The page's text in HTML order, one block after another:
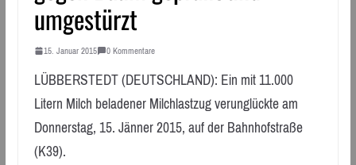
umgestürzt
15. Januar 2015 0 Kommentare
LÜBBERSTEDT (DEUTSCHLAND): Ein mit 11.000
Litern Milch beladener Milchlastzug verunglückte am
Donnerstag, 15. Jänner 2015, auf der Bahnhofstraße
(K39).